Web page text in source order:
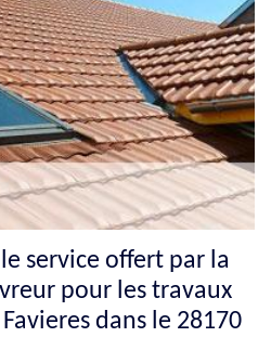
service offert par la
pour les travaux
dans le 28170